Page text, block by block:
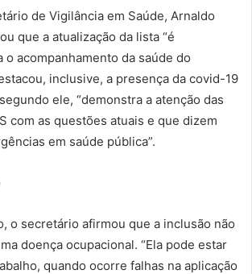
de Vigilância em Saúde, Arnaldo
que a atualização da lista “é
o acompanhamento da saúde do
inclusive, a presença da covid-19
ele, “demonstra a atenção das
com as questões atuais e que dizem
em saúde pública”.
o secretário afirmou que a inclusão não
doença ocupacional. “Ela pode estar
quando ocorre falhas na aplicação